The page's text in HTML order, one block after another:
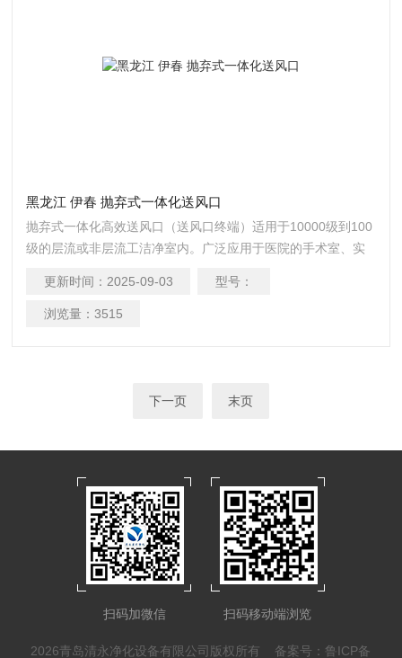
黑龙江 伊春 抛弃式一体化送风口
抛弃式一体化高效送风口（送风口终端）适用于10000级到100
级的层流或非层流工洁净室内。广泛应用于医院的手术室、实
造、食品加工等洁净度要求较高的工作环境或高等级净化设备
末端等洁净度要求较高的末端送风口。
更新时间： 2025-09-03 型号：
浏览量： 3515
下一页 末页
扫码加微信 扫码移动端浏览
2026青岛清永净化设备有限公司版权所有 备案号：鲁ICP备